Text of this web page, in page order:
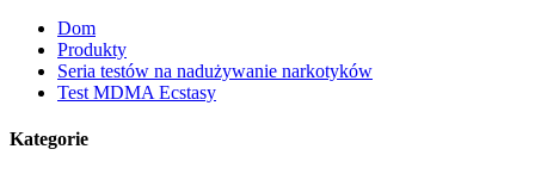
Dom
Produkty
Seria testów na nadużywanie narkotyków
Test MDMA Ecstasy
Kategorie